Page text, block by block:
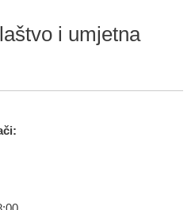
i umjetna